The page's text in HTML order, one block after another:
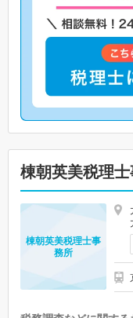
棟朝英美税理
棟朝英美税理士事
務所